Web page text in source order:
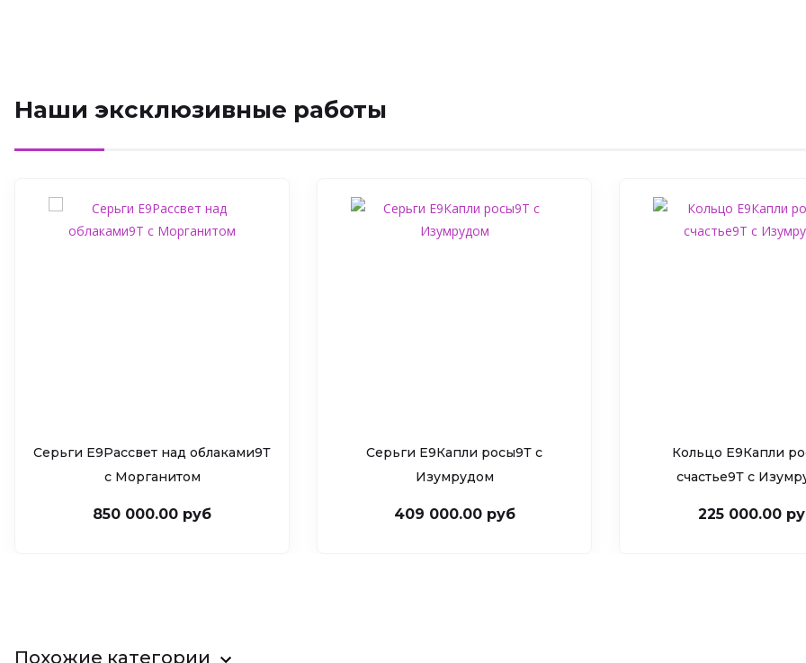
Наши эксклюзивные работы
Серьги Е9Рассвет над облаками9Т
c Морганитом
850 000.00 руб
Серьги Е9Капли росы9Т c
Изумрудом
409 000.00 руб
Кольцо Е9Капли
счастье9Т c
225 000.00
Похожие категории